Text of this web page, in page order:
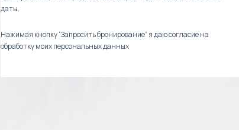
даты.
Нажимая кнопку “Запросить бронирование” я даю согласие на
обработку моих персональных данных